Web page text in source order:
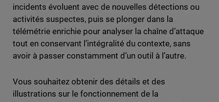
incidents évoluent avec de nouvelles détections ou
activités suspectes, puis se plonger dans la
télémétrie enrichie pour analyser la chaîne d’attaque
tout en conservant l’intégralité du contexte, sans
avoir à passer constamment d’un outil à l’autre.
Vous souhaitez obtenir des détails et des
illustrations sur le fonctionnement de la